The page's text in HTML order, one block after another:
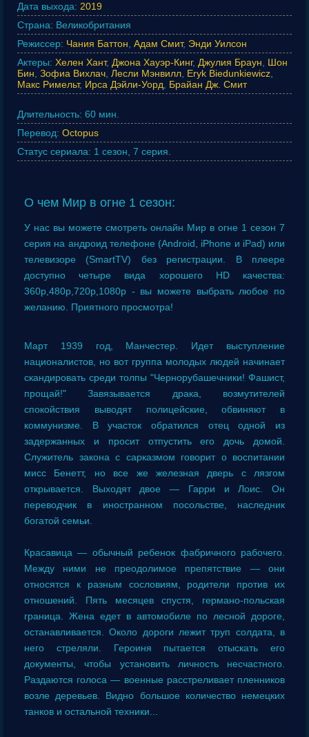
Дата выхода: 2019
Страна: Великобритания
Режиссер: Чания Баттон, Адам Смит, Энди Уилсон
Актеры: Хелен Хант, Джона Хауэр-Кинг, Джулия Браун, Шон
Бин, Зофиа Вихлач, Лесли Мэнвилл, Eryk Biedunkiewicz,
Макс Римельт, Ирса Дэйли-Уорд, Брайан Дж. Смит
Длительность: 60 мин.
Перевод: Octopus
Статус сериала: 1 сезон, 7 серия.
О чем Мир в огне 1 сезон:
У нас вы можете смотреть онлайн Мир в огне 1 сезон 7
серия на андроид телефоне (Android, iPhone и iPad) или
телевизоре (SmartTV) без регистрации. В плеере
доступно четыре вида хорошего HD качества:
360p,480p,720p,1080p - вы можете выбрать любое по
желанию. Приятного просмотра!
Март 1939 год, Манчестер. Идет выступление
националистов, но вот группа молодых людей начинает
скандировать среди толпы "Чернорубашечники! Фашист,
прощай!" Завязывается драка, возмутителей
спокойствия выводят полицейские, обвиняют в
коммунизме. В участок обратился отец одной из
задержанных и просит отпустить его дочь домой.
Служитель закона с сарказмом говорит о воспитании
мисс Бенетт, но все же железная дверь с лязгом
открывается. Выходят двое — Гарри и Лоис. Он
переводчик в иностранном посольстве, наследник
богатой семьи.
Красавица — обычный ребенок фабричного рабочего.
Между ними не преодолимое препятствие — они
относятся к разным сословиям, родители против их
отношений. Пять месяцев спустя, германо-польская
граница. Жена едет в автомобиле по лесной дороге,
останавливается. Около дороги лежит труп солдата, в
него стреляли. Героиня пытается отыскать его
документы, чтобы установить личность несчастного.
Раздаются голоса — военные расстреливает пленников
возле деревьев. Видно большое количество немецких
танков и остальной техники...